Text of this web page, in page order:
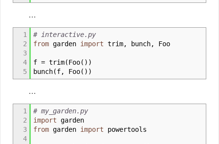
…
1
2
3
4
5
# interactive.py
from garden import trim, bunch, Foo
f = trim(Foo( ) )
bunch(f, Foo( ) )
…
1
2
3
4
# my_garden.py
import garden
from garden import powertools